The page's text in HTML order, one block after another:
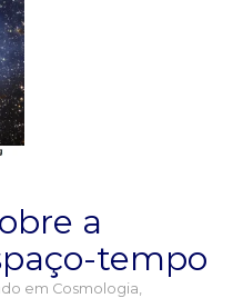
a
tempo
em Cosmologia,